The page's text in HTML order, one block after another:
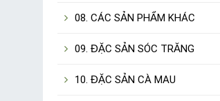
08. CÁC SẢN PHẨM KHÁC
09. ĐẶC SẢN SÓC TRĂNG
10. ĐẶC SẢN CÀ MAU